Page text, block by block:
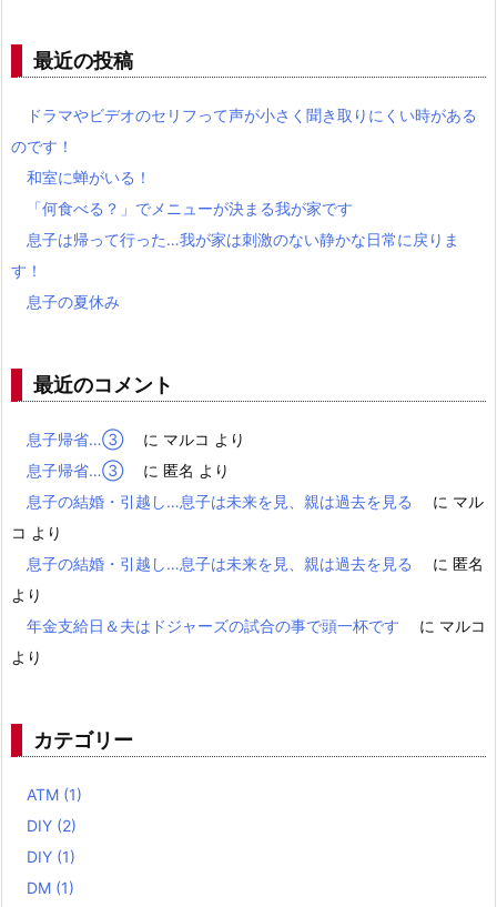
最近の投稿
ドラマやビデオのセリフって声が小さく聞き取りにくい時がある
のです！
和室に蝉がいる！
「何食べる？」でメニューが決まる我が家です
息子は帰って行った…我が家は刺激のない静かな日常に戻りま
す！
息子の夏休み
最近のコメント
息子帰省…③ に マルコ より
息子帰省…③
に 匿名 より
息子の結婚・引越し…息子は未来を見、親は過去を見る
に マル
コ より
息子の結婚・引越し…息子は未来を見、親は過去を見る
に 匿名
より
年金支給日＆夫はドジャーズの試合の事で頭一杯です
に マルコ
より
カテゴリー
ATM (1)
DIY (2)
DIY (1)
DM (1)